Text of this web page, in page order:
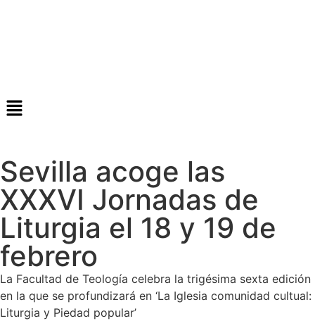
Sevilla acoge las
XXXVI Jornadas de
Liturgia el 18 y 19 de
febrero
La Facultad de Teología celebra la trigésima sexta edición
en la que se profundizará en ‘La Iglesia comunidad cultual:
Liturgia y Piedad popular’